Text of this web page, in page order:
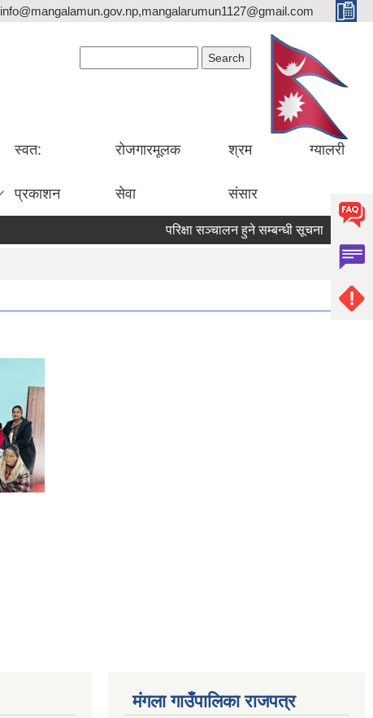
info@mangalamun.gov.np,mangalarumun1127@gmail.com
स्वत:
प्रकाशन
रोजगारमूलक
सेवा
श्रम
संसार
ग्यालरी
परिक्षा सञ्चालन हुने सम्बन्धी सूचना ।
मंगला गाउँपालिका राजपत्र